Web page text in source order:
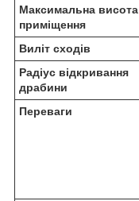
Максимальна висота
приміщення
Виліт сходів
Радіус відкривання
драбини
Переваги